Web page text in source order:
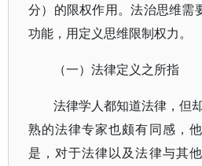
分）的限权作用。法治思维需
功能，用定义思维限制权力。
（一）法律定义之所指
法律学人都知道法律，但
熟的法律专家也颇有同感，
是，对于法律以及法律与其